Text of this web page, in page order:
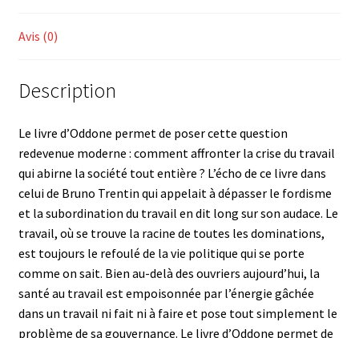
Avis (0)
Description
Le livre d’Oddone permet de poser cette question
redevenue moderne : comment affronter la crise du travail
qui abirne la société tout entière ? L’écho de ce livre dans
celui de Bruno Trentin qui appelait à dépasser le fordisme
et la subordination du travail en dit long sur son audace. Le
travail, où se trouve la racine de toutes les dominations,
est toujours le refoulé de la vie politique qui se porte
comme on sait. Bien au-delà des ouvriers aujourd’hui, la
santé au travail est empoisonnée par l’énergie gâchée
dans un travail ni fait ni à faire et pose tout simplement le
problème de sa gouvernance. Le livre d’Oddone permet de